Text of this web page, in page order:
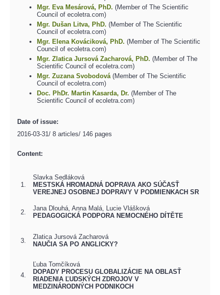
Mgr. Eva Mesárová, PhD. (Member of The Scientific
Council of ecoletra.com)
Mgr. Dušan Litva, PhD. (Member of The Scientific
Council of ecoletra.com)
Mgr. Elena Kováciková, PhD. (Member of The Scientific
Council of ecoletra.com)
Mgr. Zlatica Jursová Zacharová, PhD. (Member of The
Scientific Council of ecoletra.com)
Mgr. Zuzana Svobodová (Member of The Scientific
Council of ecoletra.com)
Doc. PhDr. Martin Kasarda, Dr. (Member of The
Scientific Council of ecoletra.com)
Date of issue:
2016-03-31/ 8 articles/ 146 pages
Content:
1.
Slavka Sedláková
MESTSKÁ HROMADNÁ DOPRAVA AKO SÚČASŤ
VEREJNEJ OSOBNEJ DOPRAVY V PODMIENKACH SR
2.
Jana Dlouhá, Anna Malá, Lucie Vlášková
PEDAGOGICKÁ PODPORA NEMOCNÉHO DÍTĚTE
3.
Zlatica Jursová Zacharová
NAUČIA SA PO ANGLICKY?
4.
Ľuba Tomčíková
DOPADY PROCESU GLOBALIZÁCIE NA OBLASŤ
RIADENIA ĽUDSKÝCH ZDROJOV V
MEDZINÁRODNÝCH PODNIKOCH